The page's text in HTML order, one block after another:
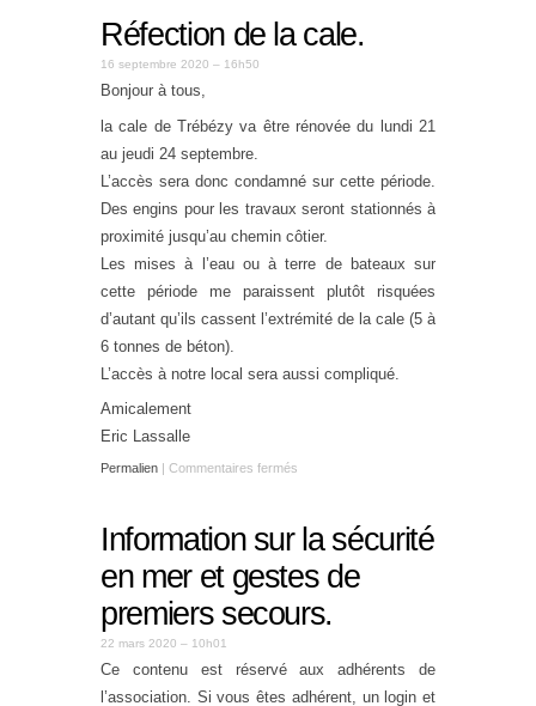
Réfection de la cale.
16 septembre 2020 – 16h50
Bonjour à tous,
la cale de Trébézy va être rénovée du lundi 21
au jeudi 24 septembre.
L’accès sera donc condamné sur cette période.
Des engins pour les travaux seront stationnés à
proximité jusqu’au chemin côtier.
Les mises à l’eau ou à terre de bateaux sur
cette période me paraissent plutôt risquées
d’autant qu’ils cassent l’extrémité de la cale (5 à
6 tonnes de béton).
L’accès à notre local sera aussi compliqué.
Amicalement
Eric Lassalle
Permalien | Commentaires fermés
Information sur la sécurité
en mer et gestes de
premiers secours.
22 mars 2020 – 10h01
Ce contenu est réservé aux adhérents de
l’association. Si vous êtes adhérent, un login et